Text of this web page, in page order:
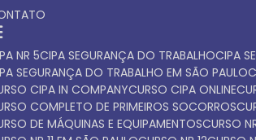
NR 5 CIPA SEGURANÇA DO TRABALHO CIPA
SEGURANÇA DO TRABALHO EM SÃO PAULO
CIPA IN COMPANY CURSO CIPA ONLINE
COMPLETO DE PRIMEIROS SOCORROS
DE MÁQUINAS E EQUIPAMENTOS CURSO